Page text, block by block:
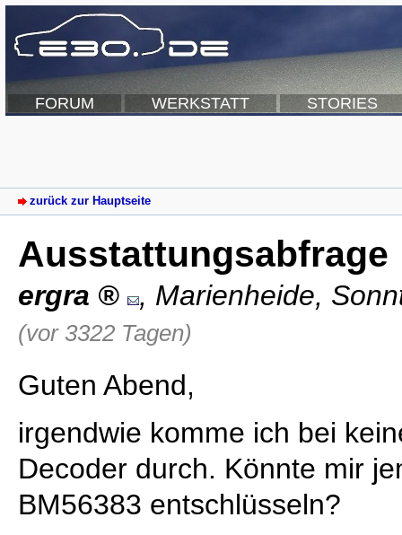
FORUM WERKSTATT STORIES
zurück zur Hauptseite
Ausstattungsabfrage
ergra , Marienheide,
(vor 3322 Tagen)
Guten Abend,
irgendwie komme ich bei
Decoder durch. Könnte mir
BM56383 entschlüsseln?